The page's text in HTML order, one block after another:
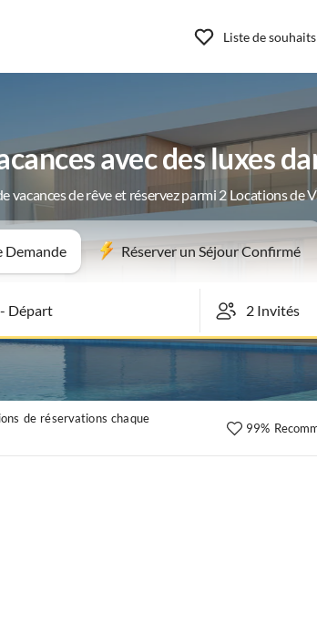
Liste de souhaits
avec des luxes
vacances de rêve et réservez parmi 2 Locations de
Demande Réserver un Séjour Confirmé
Départ
de réservations chaque
99%